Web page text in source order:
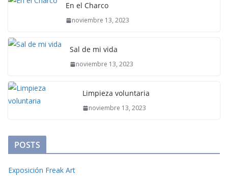
En el Charco
noviembre 13, 2023
Sal de mi vida
noviembre 13, 2023
Limpieza voluntaria
noviembre 13, 2023
POSTS
Exposición Freak Art